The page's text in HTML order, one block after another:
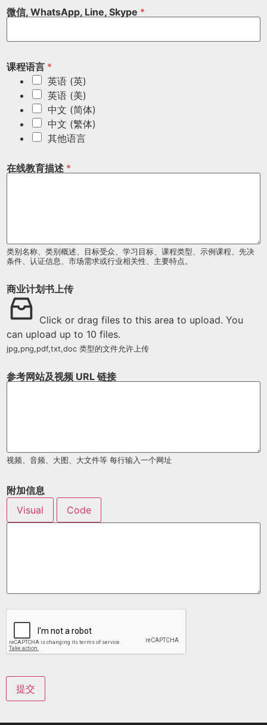
微信, WhatsApp, Line, Skype *
课程语言 *
英语 (英)
英语 (美)
中文 (简体)
中文 (繁体)
其他语言
在线教育描述 *
类别名称、类别概述、目标受众、学习目标、课程类型、示例课程、先决
条件、认证信息、市场需求或行业相关性、主要特点。
商业计划书上传
Click or drag files to this area to upload. You
can upload up to 10 files.
jpg,png,pdf,txt,doc 类型的文件允许上传
参考网站及视频 URL 链接
视频、音频、大图、大文件等 每行输入一个网址
附加信息
Visual
Code
提交